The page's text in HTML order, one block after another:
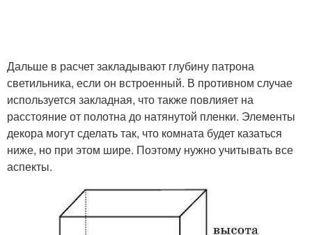
Дальше в расчет закладывают глубину патрона
светильника, если он встроенный. В противном случае
используется закладная, что также повлияет на
расстояние от полотна до натянутой пленки. Элементы
декора могут сделать так, что комната будет казаться
ниже, но при этом шире. Поэтому нужно учитывать все
аспекты.